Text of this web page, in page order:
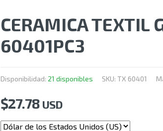
CERAMICA TEXTIL
60401PC3
Disponibilidad: 21 disponibles SKU: TX 60401
$27.78 USD